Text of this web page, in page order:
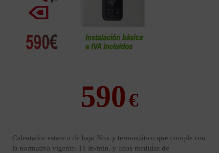
590
Calentador estanco de bajo Nox y termostático que cumple con
la normativa vigente. 11 lts/min. y unas medidas de